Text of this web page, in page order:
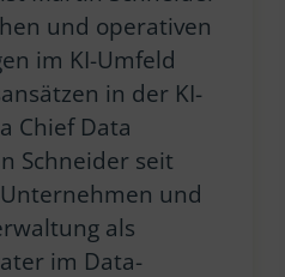
und operativen
im KI-Umfeld
in der KI-
Chief Data
Schneider seit
und
als
im Data-